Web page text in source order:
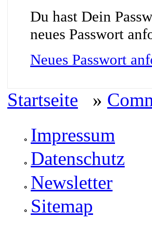
Du hast Dein
neues Passwort
Neues Passwort
Startseite »
Impressum
Datenschutz
Newsletter
Sitemap